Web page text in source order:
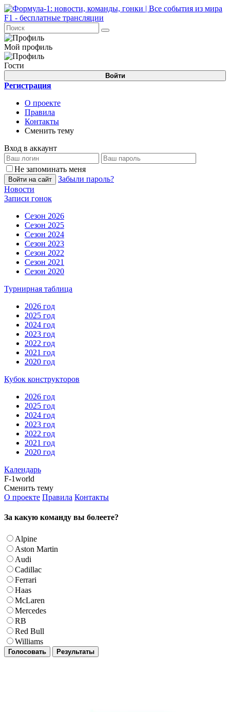
Мой профиль
Гости
Войти
Регистрация
О проекте
Правила
Контакты
Сменить тему
Вход в аккаунт
Не запоминать меня
Войти на сайт
Забыли пароль?
Новости
Записи гонок
Сезон 2026
Сезон 2025
Сезон 2024
Сезон 2023
Сезон 2022
Сезон 2021
Сезон 2020
Турнирная таблица
2026 год
2025 год
2024 год
2023 год
2022 год
2021 год
2020 год
Кубок конструкторов
2026 год
2025 год
2024 год
2023 год
2022 год
2021 год
2020 год
Календарь
F-1world
Сменить тему
О проекте Правила Контакты
За какую команду вы болеете?
Alpine
Aston Martin
Audi
Cadillac
Ferrari
Haas
McLaren
Mercedes
RB
Red Bull
Williams
Голосовать Результаты